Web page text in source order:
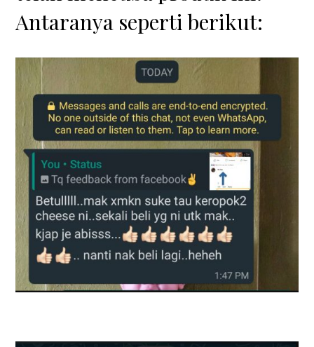
Antaranya seperti berikut: